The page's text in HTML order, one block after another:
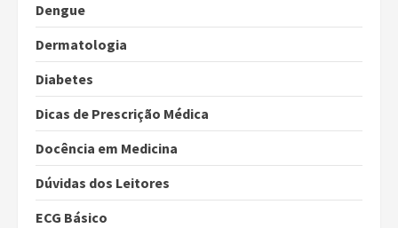
Dengue
Dermatologia
Diabetes
Dicas de Prescrição Médica
Docência em Medicina
Dúvidas dos Leitores
ECG Básico